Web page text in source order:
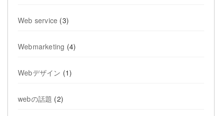
Web service (3)
Webmarketing (4)
Webデザイン (1)
webの話題 (2)